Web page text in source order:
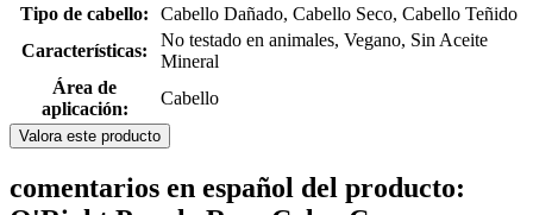
Tipo de cabello:
Cabello Dañado, Cabello Seco, Cabello Teñido
Características:
No testado en animales, Vegano, Sin Aceite
Mineral
Área de
aplicación:
Cabello
Valora este producto
comentarios en español del producto: